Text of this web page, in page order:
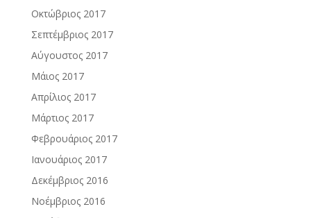
Οκτώβριος 2017
Σεπτέμβριος 2017
Αύγουστος 2017
Μάιος 2017
Απρίλιος 2017
Μάρτιος 2017
Φεβρουάριος 2017
Ιανουάριος 2017
Δεκέμβριος 2016
Νοέμβριος 2016